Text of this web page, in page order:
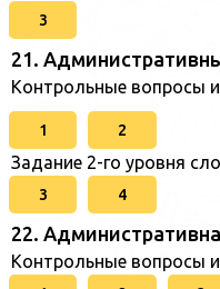
3
21.
Контрольные вопросы
1 2
Задание 2-го уровня
3 4
22.
Контрольные вопросы